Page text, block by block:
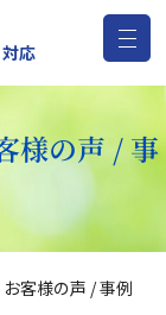
応
様の声 / 事
客様の声 / 事例